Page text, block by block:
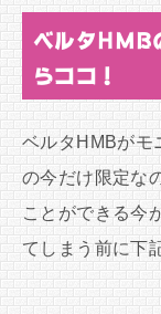
ベルタHMB
らココ！
ベルタHMBがモ
の今だけ限定な
ことができる今
てしまう前に下